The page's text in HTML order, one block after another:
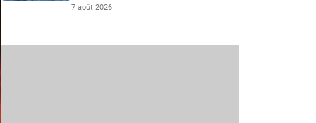
7 août 2026